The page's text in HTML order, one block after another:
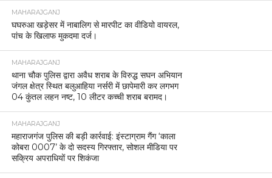
MAHARAJGANJ
घघरुआ खड़ेसर में नाबालिग से मारपीट का वीडियो वायरल,
पांच के खिलाफ मुकदमा दर्ज।
MAHARAJGANJ
थाना चौक पुलिस द्वारा अवैध शराब के विरुद्ध सघन अभियान
जंगल क्षेत्र स्थित बलुआहिया नर्सरी में छापेमारी कर लगभग
04 कुंतल लहन नष्ट, 10 लीटर कच्ची शराब बरामद।
MAHARAJGANJ
महाराजगंज पुलिस की बड़ी कार्रवाई: इंस्टाग्राम गैंग ‘काला
कोबरा 0007’ के दो सदस्य गिरफ्तार, सोशल मीडिया पर
सक्रिय अपराधियों पर शिकंजा